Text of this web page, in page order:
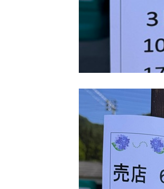
ゆのたに俵大名
新潟をこめ
ゆのたに 手づくり村